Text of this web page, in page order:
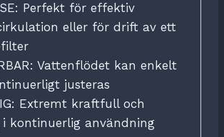
Perfekt för effektiv
eller för drift av ett
Vattenflödet kan enkelt
justeras
Extremt kraftfull och
kontinuerlig användning